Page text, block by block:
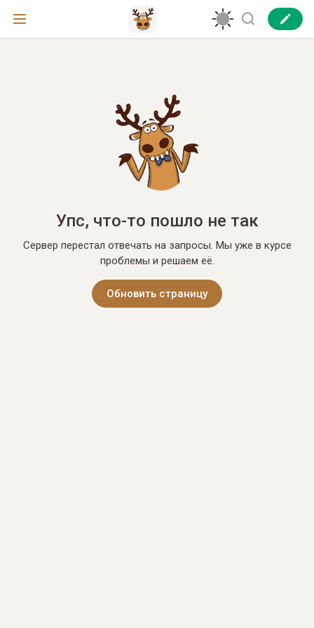
Упс, что-то пошло не так
Сервер перестал отвечать на запросы. Мы уже в курсе
проблемы и решаем её.
Обновить страницу